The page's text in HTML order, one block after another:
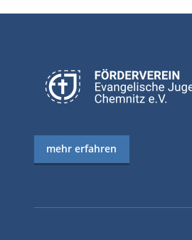
mehr erfahren